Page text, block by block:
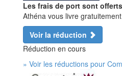
Les frais de port sont
Athéna vous livre
Voir la réduction
Réduction en cours
» Voir les réductions pour